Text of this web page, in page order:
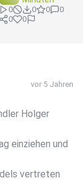
0 0 0
0
0
0
vor 5 Jahren
Holger
einziehen und
vertreten